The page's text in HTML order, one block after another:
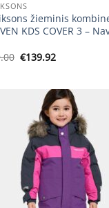
žieminis
KDS COVER 3 –
Original
€139.92Current